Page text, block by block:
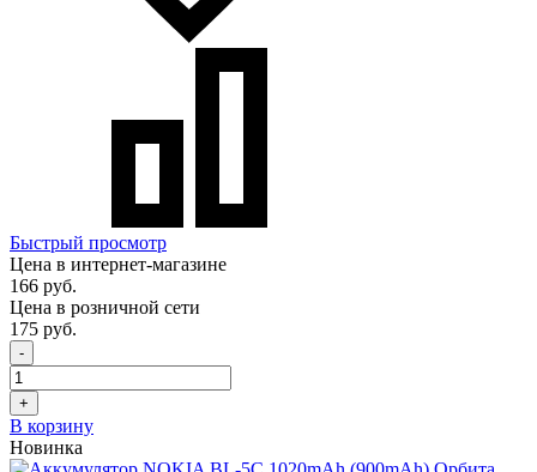
Быстрый просмотр
Цена в интернет-магазине
166 руб.
Цена в розничной сети
175 руб.
-
+
В корзину
Новинка